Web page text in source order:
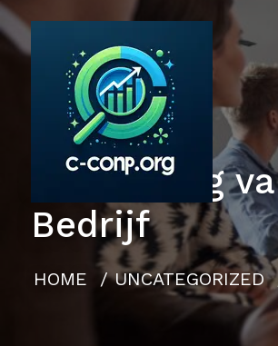
Naar
de
inhoud
Het Belang
Bedrijf
HOME /UNCATEGORIZED